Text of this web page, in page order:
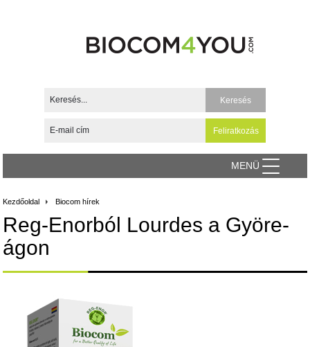
MENÜ
Kezdőoldal Biocom hírek
Reg-Enorból Lourdes a Györe-
ágon